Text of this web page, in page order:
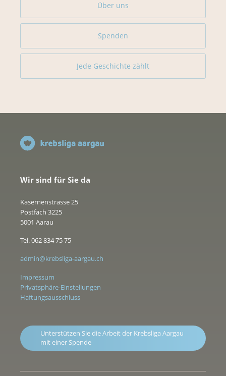
Über uns
Spenden
Jede Geschichte zählt
Wir sind für Sie da
Kasernenstrasse 25
Postfach 3225
5001 Aarau
Tel. 062 834 75 75
admin@krebsliga-aargau.ch
Impressum
Privatsphäre-Einstellungen
Haftungsausschluss
Unterstützen Sie die Arbeit der Krebsliga Aargau
mit einer Spende